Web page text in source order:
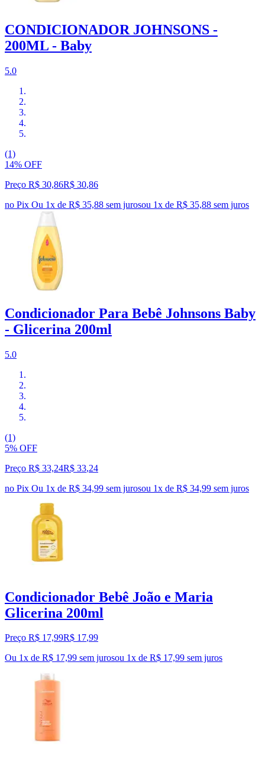
CONDICIONADOR JOHNSONS -
200ML - Baby
5.0
(1)
14% OFF
Preço R$ 30,86R$ 30,86
no Pix Ou 1x de R$ 35,88 sem jurosou 1x de R$ 35,88 sem juros
Condicionador Para Bebê Johnsons Baby
- Glicerina 200ml
5.0
(1)
5% OFF
Preço R$ 33,24R$ 33,24
no Pix Ou 1x de R$ 34,99 sem jurosou 1x de R$ 34,99 sem juros
Condicionador Bebê João e Maria
Glicerina 200ml
Preço R$ 17,99R$ 17,99
Ou 1x de R$ 17,99 sem jurosou 1x de R$ 17,99 sem juros